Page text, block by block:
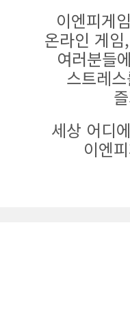
이엔피게
온라인 게
여러분들
스트레
세상 어디
이엔